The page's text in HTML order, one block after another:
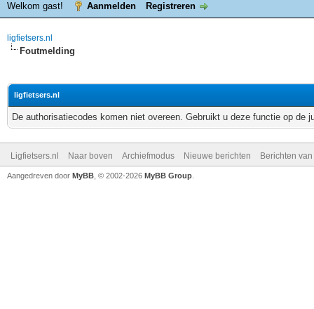
Welkom gast! Aanmelden Registreren
ligfietsers.nl
Foutmelding
ligfietsers.nl
De authorisatiecodes komen niet overeen. Gebruikt u deze functie op de
Ligfietsers.nl Naar boven Archiefmodus Nieuwe berichten Berichten
Aangedreven door MyBB , © 2002-2026 MyBB Group